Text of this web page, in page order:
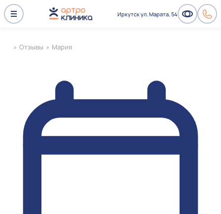
Иркутск ул. Марата, 54
» Отзывы » Мария